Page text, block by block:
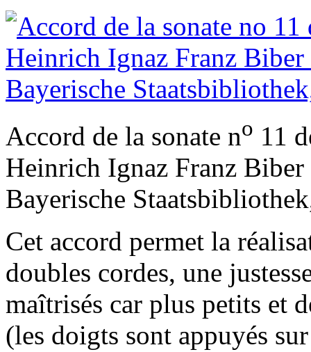
Accord de la sonate no 11
Heinrich Ignaz Franz
Bayerische
Cet accord permet la
doubles cordes, une
maîtrisés car plus petits et
(les doigts sont appuyés